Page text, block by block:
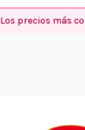
Los precios más